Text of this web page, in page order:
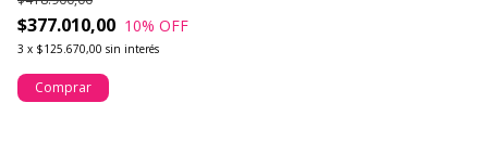
$377.010,00 10% OFF
3 x $125.670,00 sin interés
Comprar